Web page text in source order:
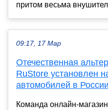
притом весьма
09:17, 17 Мар
Отечественная
RuStore установлен
автомобилей в России
Команда онлайн-